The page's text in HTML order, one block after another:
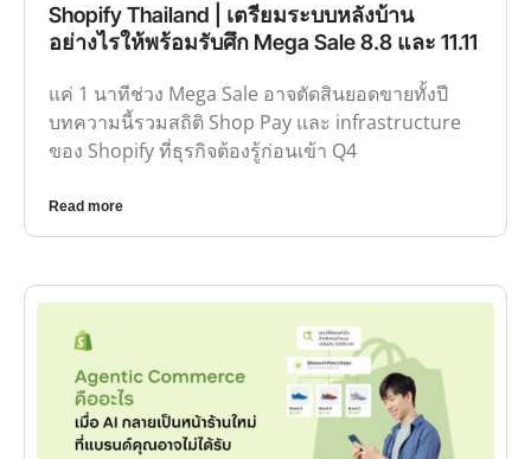
Shopify Thailand | เตรียมระบบหลังบ้าน
อย่างไรให้พร้อมรับศึก Mega Sale 8.8 และ 11.11
แค่ 1 นาทีช่วง Mega Sale อาจตัดสินยอดขายทั้งปี
บทความนี้รวมสถิติ Shop Pay และ infrastructure
ของ Shopify ที่ธุรกิจต้องรู้ก่อนเข้า Q4
Read more